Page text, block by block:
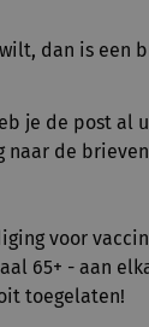
dan is een
je de post al
de
voor
65+ - aan
toegelaten!